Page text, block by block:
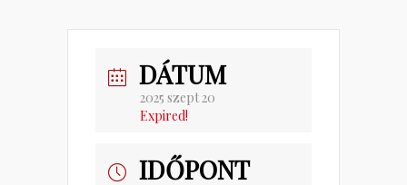
DÁTUM
2025 szept 20
Expired!
IDŐPONT